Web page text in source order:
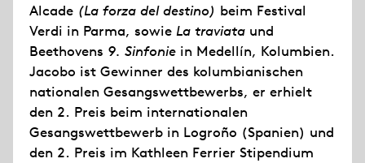
Alcade (La forza del destino) beim Festival
Verdi in Parma, sowie La traviata und
Beethovens 9. Sinfonie in Medellín, Kolumbien.
Jacobo ist Gewinner des kolumbianischen
nationalen Gesangswettbewerbs, er erhielt
den 2. Preis beim internationalen
Gesangswettbewerb in Logroño (Spanien) und
den 2. Preis im Kathleen Ferrier Stipendium